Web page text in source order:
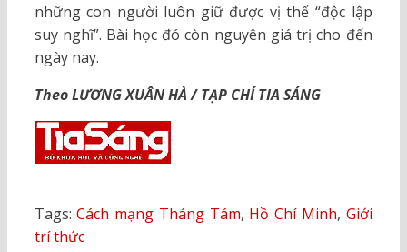
những con người luôn giữ được vị thế “độc lập
suy nghĩ”. Bài học đó còn nguyên giá trị cho đến
ngày nay.
Theo LƯƠNG XUÂN HÀ / TẠP CHÍ TIA SÁNG
Tags:Cách mạng Tháng Tám, Hồ Chí Minh, Giới
trí thức